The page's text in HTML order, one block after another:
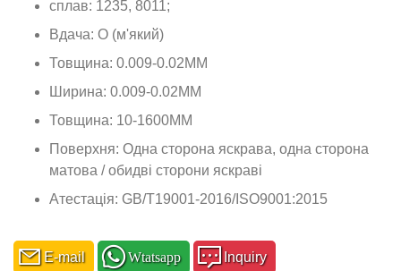
сплав: 1235, 8011;
Вдача: О (м'який)
Товщина: 0.009-0.02ММ
Ширина: 0.009-0.02ММ
Товщина: 10-1600ММ
Поверхня: Одна сторона яскрава, одна сторона
матова / обидві сторони яскраві
Атестація: GB/T19001-2016/ISO9001:2015
E-mail Wtatsapp Inquiry